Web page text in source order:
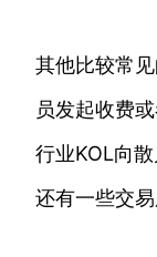
其他比较常
员发起收费
行业KOL向
还有一些交